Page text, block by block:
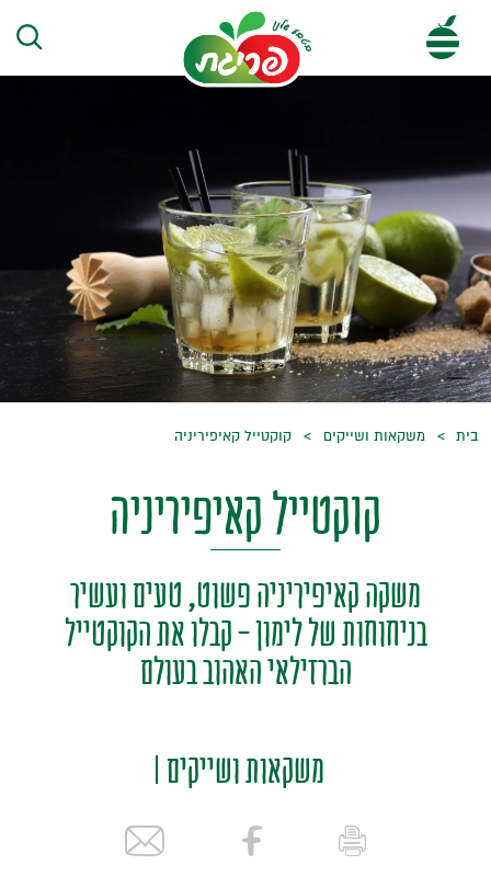
בית משקאות ושייקים קוקטייל קאיפיריניה
קוקטייל קאיפיריניה
משקה קאיפיריניה פשוט, טעים ועשיר
בניחוחות של לימון - קבלו את הקוקטייל
הברזילאי האהוב בעולם
משקאות ושייקים